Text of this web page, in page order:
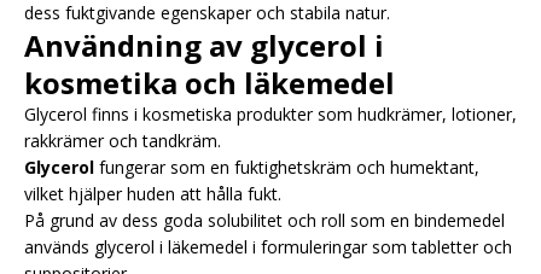
dess fuktgivande egenskaper och stabila natur.
Användning av glycerol i
kosmetika och läkemedel
Glycerol finns i kosmetiska produkter som hudkrämer, lotioner,
rakkrämer och tandkräm.
Glycerol fungerar som en fuktighetskräm och humektant,
vilket hjälper huden att hålla fukt.
På grund av dess goda solubilitet och roll som en bindemedel
används glycerol i läkemedel i formuleringar som tabletter och